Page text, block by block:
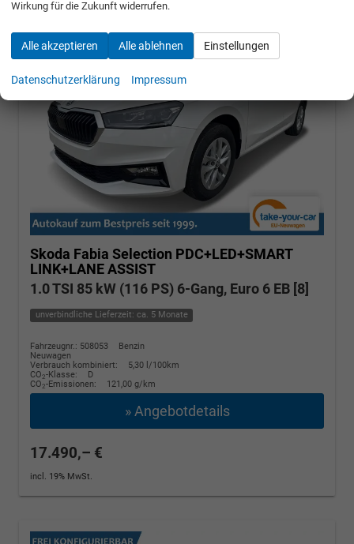
Skoda Fabia Selection PDC+LED+SMART
LINK+LANE ASSIST
1.0 TSI 85 kW (116 PS) 6-Gang, Euro 6 EB [8]
unverbindliche Lieferzeit: ca. 5 Monate
Fahrzeugnr.: 508053
Benzin
Neuwagen
Verbrauch kombiniert:
5,30 l/100km
CO2-Klasse:
D
CO2-Emissionen: 121,00 g/km
» Angebotdetails
17.490,– €
incl. 19% MwSt.
Wirkung für die Zukunft widerrufen.
Alle akzeptieren Alle ablehnen Einstellungen
Datenschutzerklärung Impressum